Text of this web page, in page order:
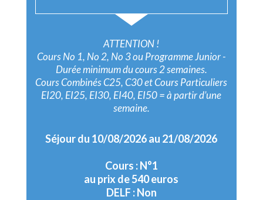
ATTENTION !
Cours No 1, No 2, No 3 ou Programme Junior -
Durée minimum du cours 2 semaines.
Cours Combinés C25, C30 et Cours Particuliers
EI20, EI25, EI30, EI40, EI50 = à partir d’une
semaine.
Séjour du 10/08/2026 au 21/08/2026
Cours : N°1
au prix de 540 euros
DELF : Non